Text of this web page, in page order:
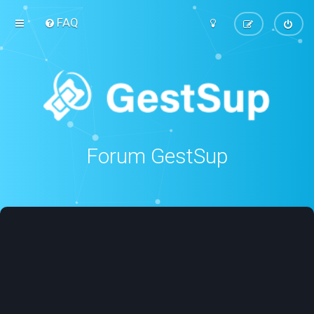
FAQ
Forum GestSup